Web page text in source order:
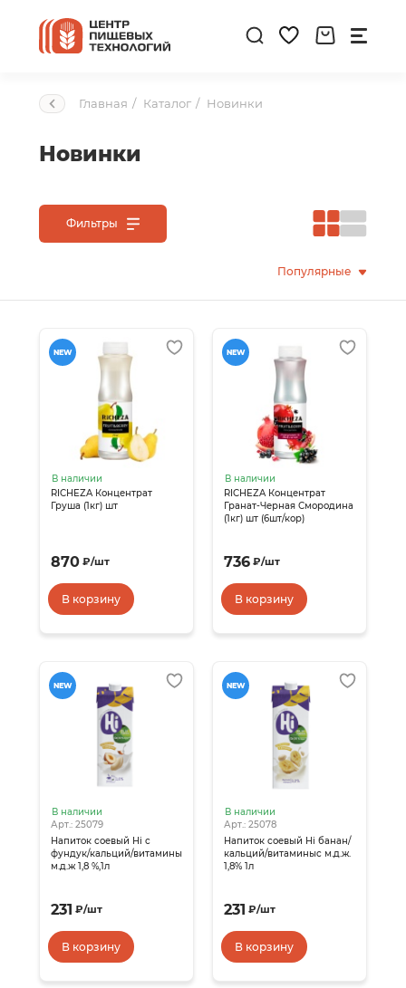
Главная Каталог Новинки
Новинки
Фильтры
Популярные
NEW
В наличии
RICHEZA Концентрат
Груша (1кг) шт
870 ₽/шт
В корзину
NEW
В наличии
RICHEZA Концентрат
Гранат-Черная Смородина
(1кг) шт (6шт/кор)
736 ₽/шт
В корзину
NEW
В наличии
Арт.: 25079
Напиток соевый Hi с
фундук/кальций/витамины
м.д.ж 1,8 %,1л
231 ₽/шт
В корзину
NEW
В наличии
Арт.: 25078
Напиток соевый Hi банан/
кальций/витаминыс м.д.ж.
1,8% 1л
231 ₽/шт
В корзину